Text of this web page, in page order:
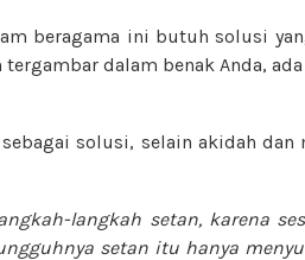
beragama ini butuh solusi
dalam benak Anda,
solusi, selain akidah dan
langkah setan, karena
setan itu hanya